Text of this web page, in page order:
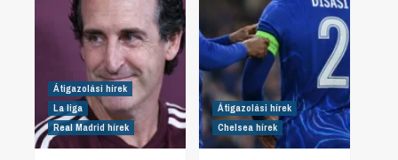
Átigazolási hírek
La liga
Real Madrid hírek
Átigazolási hírek
Chelsea hírek